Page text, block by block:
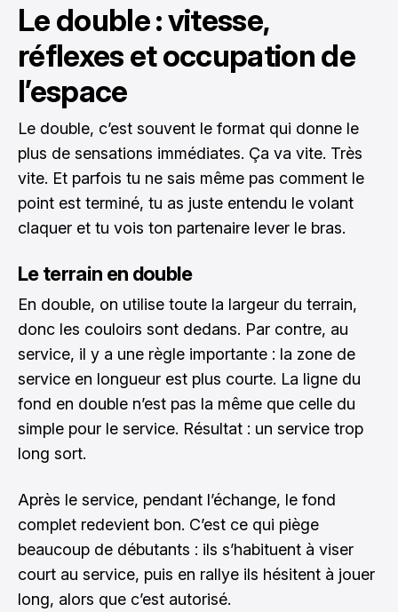
Le double : vitesse,
réflexes et occupation de
l’espace
Le double, c’est souvent le format qui donne le
plus de sensations immédiates. Ça va vite. Très
vite. Et parfois tu ne sais même pas comment le
point est terminé, tu as juste entendu le volant
claquer et tu vois ton partenaire lever le bras.
Le terrain en double
En double, on utilise toute la largeur du terrain,
donc les couloirs sont dedans. Par contre, au
service, il y a une règle importante : la zone de
service en longueur est plus courte. La ligne du
fond en double n’est pas la même que celle du
simple pour le service. Résultat : un service trop
long sort.
Après le service, pendant l’échange, le fond
complet redevient bon. C’est ce qui piège
beaucoup de débutants : ils s’habituent à viser
court au service, puis en rallye ils hésitent à jouer
long, alors que c’est autorisé.